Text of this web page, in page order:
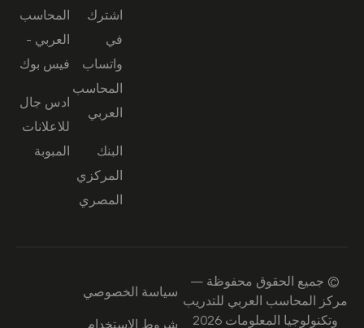
اشترك
في
واتساب
المحاسب
العربي
البنك
المركزي
المصري
المحاسب
العربي -
فيس بوك
ادس جال
للاعلانات
المبوبة
© جميع الحقوق محفوظة —
مركز المحاسب العربي للتدريب
وتكنولوجيا المعلومات 2026
سياسة الخصوصي
شروط الاستخدام